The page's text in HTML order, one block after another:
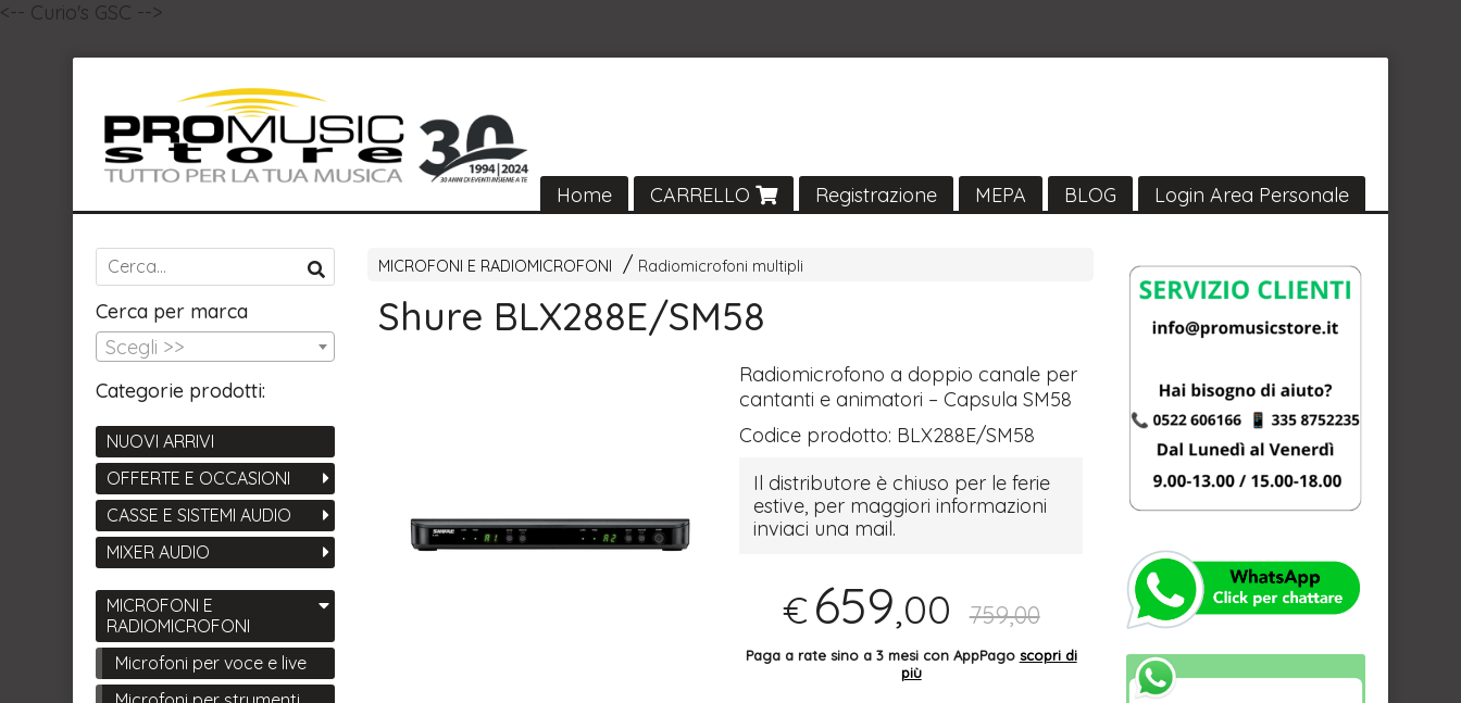
<-- Curio's GSC -->
Home CARRELLO Registrazione MEPA BLOG Login Area Personale
MICROFONI E RADIOMICROFONI Radiomicrofoni multipli
Shure BLX288E/SM58
Radiomicrofono a doppio canale per
cantanti e animatori – Capsula SM58
Codice prodotto: BLX288E/SM58
Il distributore è chiuso per le ferie
estive, per maggiori informazioni
inviaci una mail.
€ 659,00 759,00
Paga a rate sino a 3 mesi con AppPago scopri di
più
Cerca per marca
Scegli >>
Categorie prodotti:
NUOVI ARRIVI
OFFERTE E OCCASIONI
CASSE E SISTEMI AUDIO
MIXER AUDIO
MICROFONI E
RADIOMICROFONI
Microfoni per voce e live